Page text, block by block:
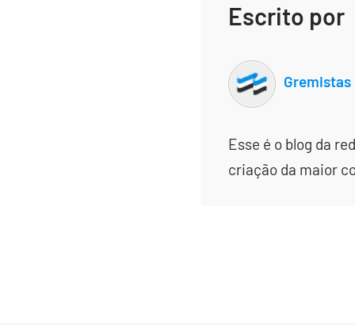
Escrito por
Gremistas
Esse é o blog da
criação da maior